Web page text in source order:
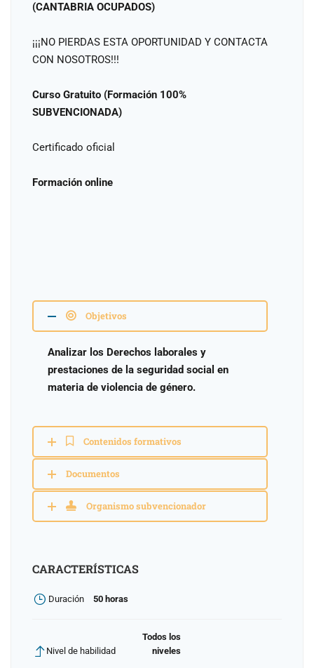
(CANTABRIA OCUPADOS)
¡¡¡NO PIERDAS ESTA OPORTUNIDAD Y CONTACTA
CON NOSOTROS!!!
Curso Gratuito (Formación 100%
SUBVENCIONADA)
Certificado oficial
Formación online
Objetivos
Analizar los Derechos laborales y
prestaciones de la seguridad social en
materia de violencia de género.
Contenidos formativos
Documentos
Organismo subvencionador
CARACTERÍSTICAS
Duración 50 horas
Nivel de habilidad
Todos los
niveles